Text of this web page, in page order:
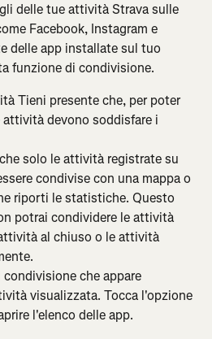
delle tue attività Strava sulle
Facebook, Instagram e
delle app installate sul tuo
funzione di condivisione.
Tieni presente che, per poter
attività devono soddisfare i
solo le attività registrate su
condivise con una mappa o
riporti le statistiche. Questo
potrai condividere le attività
al chiuso o le attività
che appare
visualizzata. Tocca l'opzione
l'elenco delle app.